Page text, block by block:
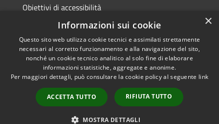
Obiettivi di accessibilità
Dichiarazione di accessibilità
RSS
Accessibilità
Copyright © 2026 • Comune di
Terranova da Sibari • Powered
byMunicipium
Accesso
redazione
×
Informazioni sui cookie
Questo sito web utilizza cookie tecnici e assimilati strettamente
necessari al corretto funzionamento e alla navigazione del sito,
nonché un cookie tecnico analitico al solo fine di elaborare
informazioni statistiche, aggregate e anonime.
Per maggiori dettagli, può consultare la cookie policy al seguente link
ACCETTA TUTTO RIFIUTA TUTTO
MOSTRA DETTAGLI